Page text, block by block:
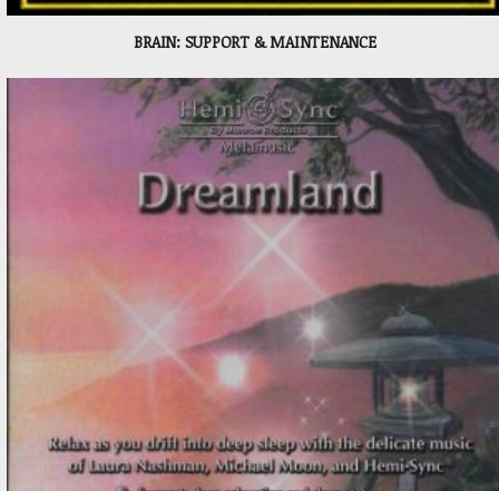
BRAIN: SUPPORT & MAINTENANCE